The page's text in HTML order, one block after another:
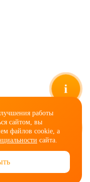
i
работы
сайтом, вы
файлов cookie, а
сайта.